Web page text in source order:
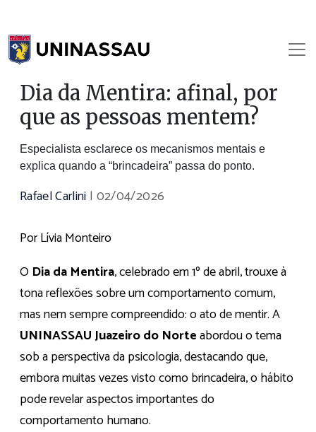
Dia da Mentira: afinal, por
que as pessoas mentem?
Especialista esclarece os mecanismos mentais e
explica quando a “brincadeira” passa do ponto.
Rafael Carlini | 02/04/2026
Por Lívia Monteiro
O Dia da Mentira, celebrado em 1º de abril, trouxe à
tona reflexões sobre um comportamento comum,
mas nem sempre compreendido: o ato de mentir. A
UNINASSAU Juazeiro do Norteabordou o tema
sob a perspectiva da psicologia, destacando que,
embora muitas vezes visto como brincadeira, o hábito
pode revelar aspectos importantes do
comportamento humano.